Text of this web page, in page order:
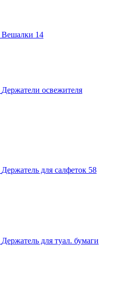
Вешалки 14
Держатели освежителя
Держатель для салфеток 58
Держатель для туал. бумаги